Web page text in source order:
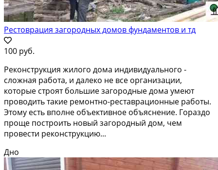
Рестоврация загородных домов фундаментов и тд
100 руб.
Реконструкция жилого дома индивидуального -
сложная работа, и далеко не все организации,
которые строят большие загородные дома умеют
проводить такие ремонтно-реставрационные работы.
Этому есть вполне объективное объяснение. Гораздо
проще построить новый загородный дом, чем
провести реконструкцию...
Дно